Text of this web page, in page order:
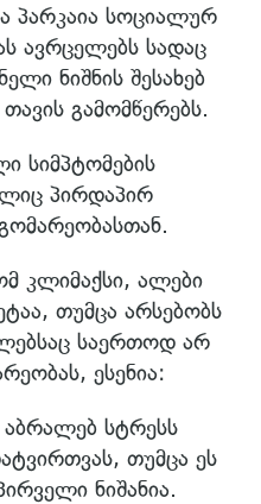
პარკაია სოციალურ
ავრცელებს სადაც
ნიშნის შესახებ
გამომწერებს.
სიმპტომების
პირდაპირ
კლიმაქსი, ალები
თუმცა არსებობს
საერთოდ არ
ესენია:
აბრალებ სტრესს
თუმცა ეს
ნიშანია.